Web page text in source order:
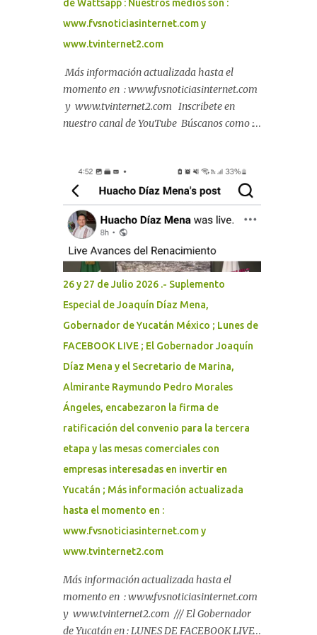
las familias. Con la participación de más de
600 vecinas, vecinos, e...
de Wattsapp : Nuestros medios son :
www.fvsnoticiasinternet.com y
www.tvinternet2.com
Más información actualizada hasta el
momento en : www.fvsnoticiasinternet.com
y www.tvinternet2.com Inscribete en
nuestro canal de YouTube Búscanos como :
26 y 27 de Julio 2026 .- Suplemento
Especial de Joaquín Díaz Mena,
Gobernador de Yucatán México ; Lunes de
FACEBOOK LIVE ; El Gobernador Joaquín
Díaz Mena y el Secretario de Marina,
Almirante Raymundo Pedro Morales
Ángeles, encabezaron la firma de
ratificación del convenio para la tercera
etapa y las mesas comerciales con
empresas interesadas en invertir en
Yucatán ; Más información actualizada
hasta el momento en :
www.fvsnoticiasinternet.com y
www.tvinternet2.com
Más información actualizada hasta el
momento en : www.fvsnoticiasinternet.com
y www.tvinternet2.com /// El Gobernador
de Yucatán en : LUNES DE FACEBOOK LIVE